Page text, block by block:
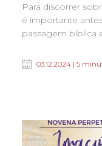
Para discorrer
é importante
passagem bíblica
03.12.2024 | 5